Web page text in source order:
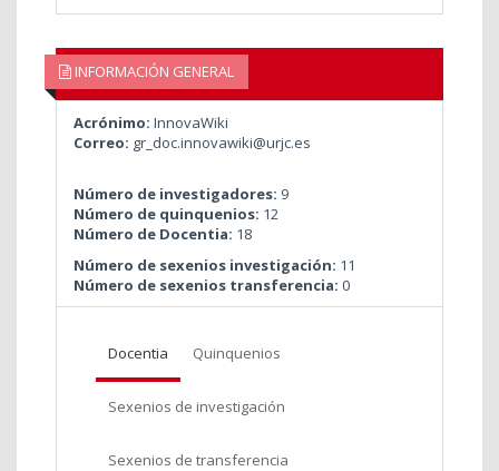
INFORMACIÓN GENERAL
Acrónimo: InnovaWiki
Correo: gr_doc.innovawiki@urjc.es
Número de investigadores: 9
Número de quinquenios: 12
Número de Docentia: 18
Número de sexenios investigación: 11
Número de sexenios transferencia: 0
Docentia Quinquenios
Sexenios de investigación
Sexenios de transferencia